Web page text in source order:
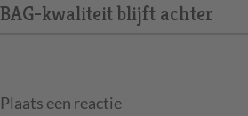
BAG-kwaliteit blijft achter
Plaats een reactie